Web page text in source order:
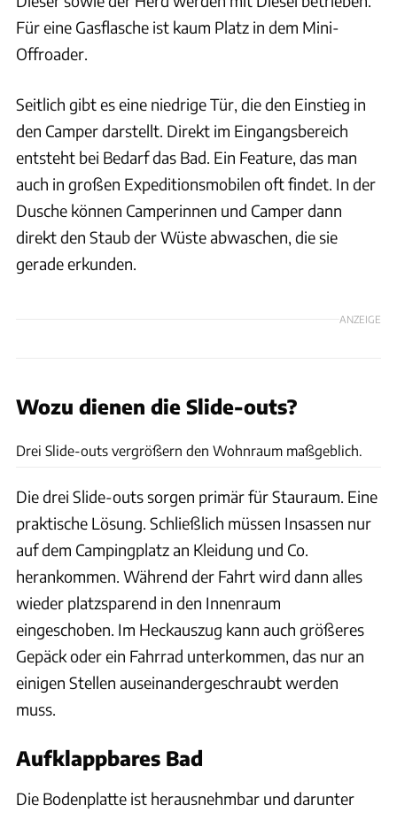
Für eine Gasflasche ist kaum Platz in dem Mini-
Offroader.
Seitlich gibt es eine niedrige Tür, die den Einstieg in
den Camper darstellt. Direkt im Eingangsbereich
entsteht bei Bedarf das Bad. Ein Feature, das man
auch in großen Expeditionsmobilen oft findet. In der
Dusche können Camperinnen und Camper dann
direkt den Staub der Wüste abwaschen, die sie
gerade erkunden.
ANZEIGE
Wozu dienen die Slide-outs?
Drei Slide-outs vergrößern den Wohnraum maßgeblich.
Die drei Slide-outs sorgen primär für Stauraum. Eine
praktische Lösung. Schließlich müssen Insassen nur
auf dem Campingplatz an Kleidung und Co.
herankommen. Während der Fahrt wird dann alles
wieder platzsparend in den Innenraum
eingeschoben. Im Heckauszug kann auch größeres
Gepäck oder ein Fahrrad unterkommen, das nur an
einigen Stellen auseinandergeschraubt werden
muss.
Aufklappbares Bad
Die Bodenplatte ist herausnehmbar und darunter